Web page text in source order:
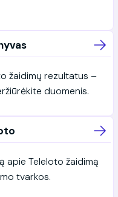
žaidimų rezultatus –
duomenis.
apie Teleloto žaidimą
tvarkos.